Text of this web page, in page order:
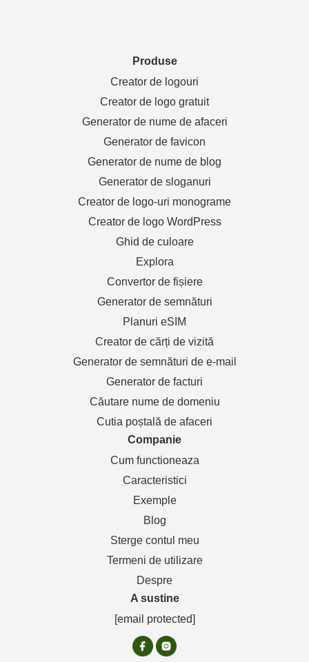
Produse
Creator de logouri
Creator de logo gratuit
Generator de nume de afaceri
Generator de favicon
Generator de nume de blog
Generator de sloganuri
Creator de logo-uri monograme
Creator de logo WordPress
Ghid de culoare
Explora
Convertor de fișiere
Generator de semnături
Planuri eSIM
Creator de cărți de vizită
Generator de semnături de e-mail
Generator de facturi
Căutare nume de domeniu
Cutia poștală de afaceri
Companie
Cum functioneaza
Caracteristici
Exemple
Blog
Sterge contul meu
Termeni de utilizare
Despre
A sustine
[email protected]